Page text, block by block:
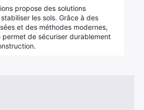
propose des solutions
les sols. Grâce à des
et des méthodes modernes,
de sécuriser durablement